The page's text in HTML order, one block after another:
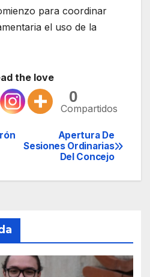
para coordinar
el uso de la
the love
0
Compartidos
Apertura De
Sesiones Ordinarias
Del Concejo